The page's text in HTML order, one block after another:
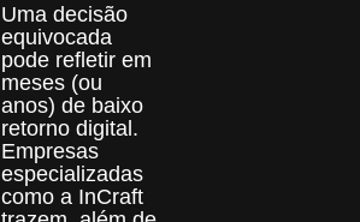
Uma decisão
equivocada
pode refletir em
meses (ou
anos) de baixo
retorno digital.
Empresas
especializadas
como a InCraft